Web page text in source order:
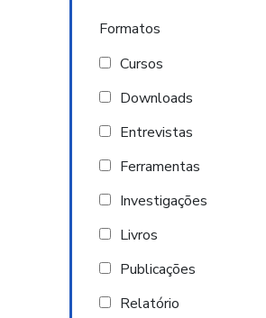
Formatos
Cursos
Downloads
Entrevistas
Ferramentas
Investigações
Livros
Publicações
Relatório